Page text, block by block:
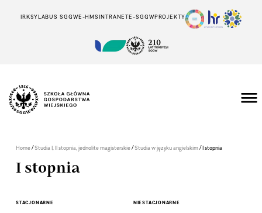
IRKSYLABUS SGGWE-HMSINTRANETE-SGGWPROJEKTY
Home/Studia I, II stopnia, jednolite magisterskie/Studia w języku angielskim/I stopnia
I stopnia
STACJONARNE NIESTACJONARNE